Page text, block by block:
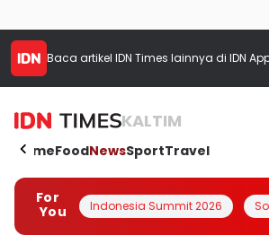
Baca artikel IDN Times lainnya di IDN
KALTIM
HomeFoodNewsSportTravel
For
You
Indonesia Summit 2026